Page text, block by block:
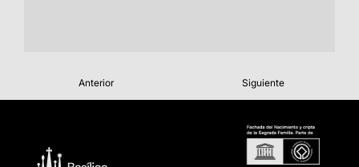
Anterior Siguiente